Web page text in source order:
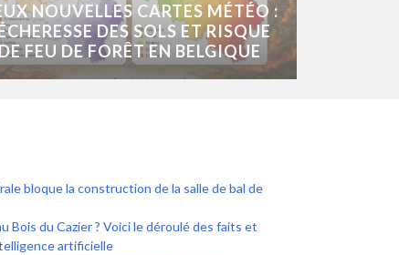
NOUVELLES CARTES MÉTÉO :
DES SOLS ET RISQUE
FEU DE FORÊT EN BELGIQUE
bloque la construction de la salle de bal de
Bois du Cazier ? Voici le déroulé des faits et
artificielle